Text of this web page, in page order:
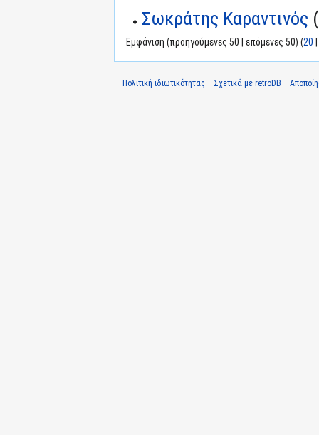
Σωκράτης Καραντινός
Εμφάνιση (προηγούμενες 50 | επόμενες 50) (20
Πολιτική ιδιωτικότητας Σχετικά με retroDB